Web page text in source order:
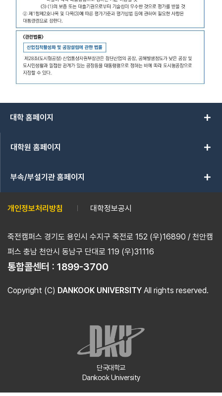
대학 홈페이지 add
대학원 홈페이지 add
부속/부설기관 홈페이지 add
개인정보처리방침 대학정보공시
죽전캠퍼스 경기도 용인시 수지구 죽전로 152 (우)16890 / 천안캠
퍼스 충남 천안시 동남구 단대로 119 (우)31116
통합콜센터 : 1899-3700
Copyright (C) DANKOOK UNIVERSITY All rights reserved.
단국대학교
Dankook University